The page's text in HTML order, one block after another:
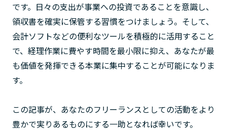
です。日々の支出が事業への投資であることを意識し、
領収書を確実に保管する習慣をつけましょう。そして、
会計ソフトなどの便利なツールを積極的に活用すること
で、経理作業に費やす時間を最小限に抑え、あなたが最
も価値を発揮できる本業に集中することが可能になりま
す。
この記事が、あなたのフリーランスとしての活動をより
豊かで実りあるものにする一助となれば幸いです。